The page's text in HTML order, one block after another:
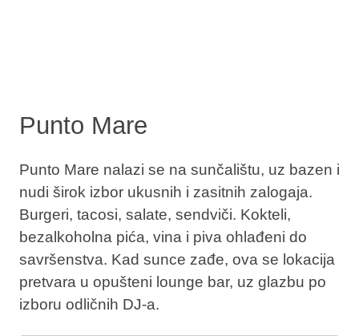
Punto Mare
Punto Mare nalazi se na sunčalištu, uz bazen i
nudi širok izbor ukusnih i zasitnih zalogaja.
Burgeri, tacosi, salate, sendviči. Kokteli,
bezalkoholna pića, vina i piva ohlađeni do
savršenstva. Kad sunce zađe, ova se lokacija
pretvara u opušteni lounge bar, uz glazbu po
izboru odličnih DJ-a.